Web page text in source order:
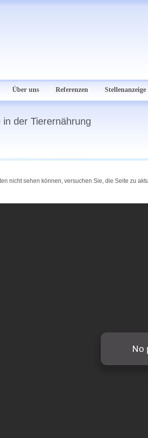
Über uns Referenzen
der Tierernährung
nicht sehen können, versuchen Sie, die Seite zu